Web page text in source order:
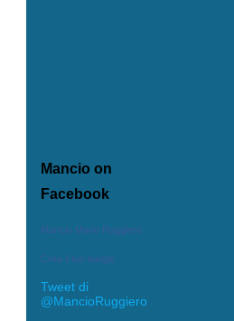
Mancio on
Facebook
Mancio Mario Ruggiero
Crea il tuo badge
Tweet di
@MancioRuggiero